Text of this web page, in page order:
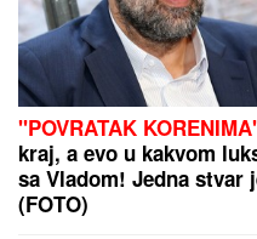
Dnevni
avgust:
TEPIH, a
kakva